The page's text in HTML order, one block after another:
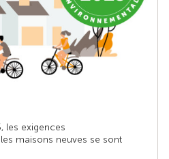
les exigences
maisons neuves se sont